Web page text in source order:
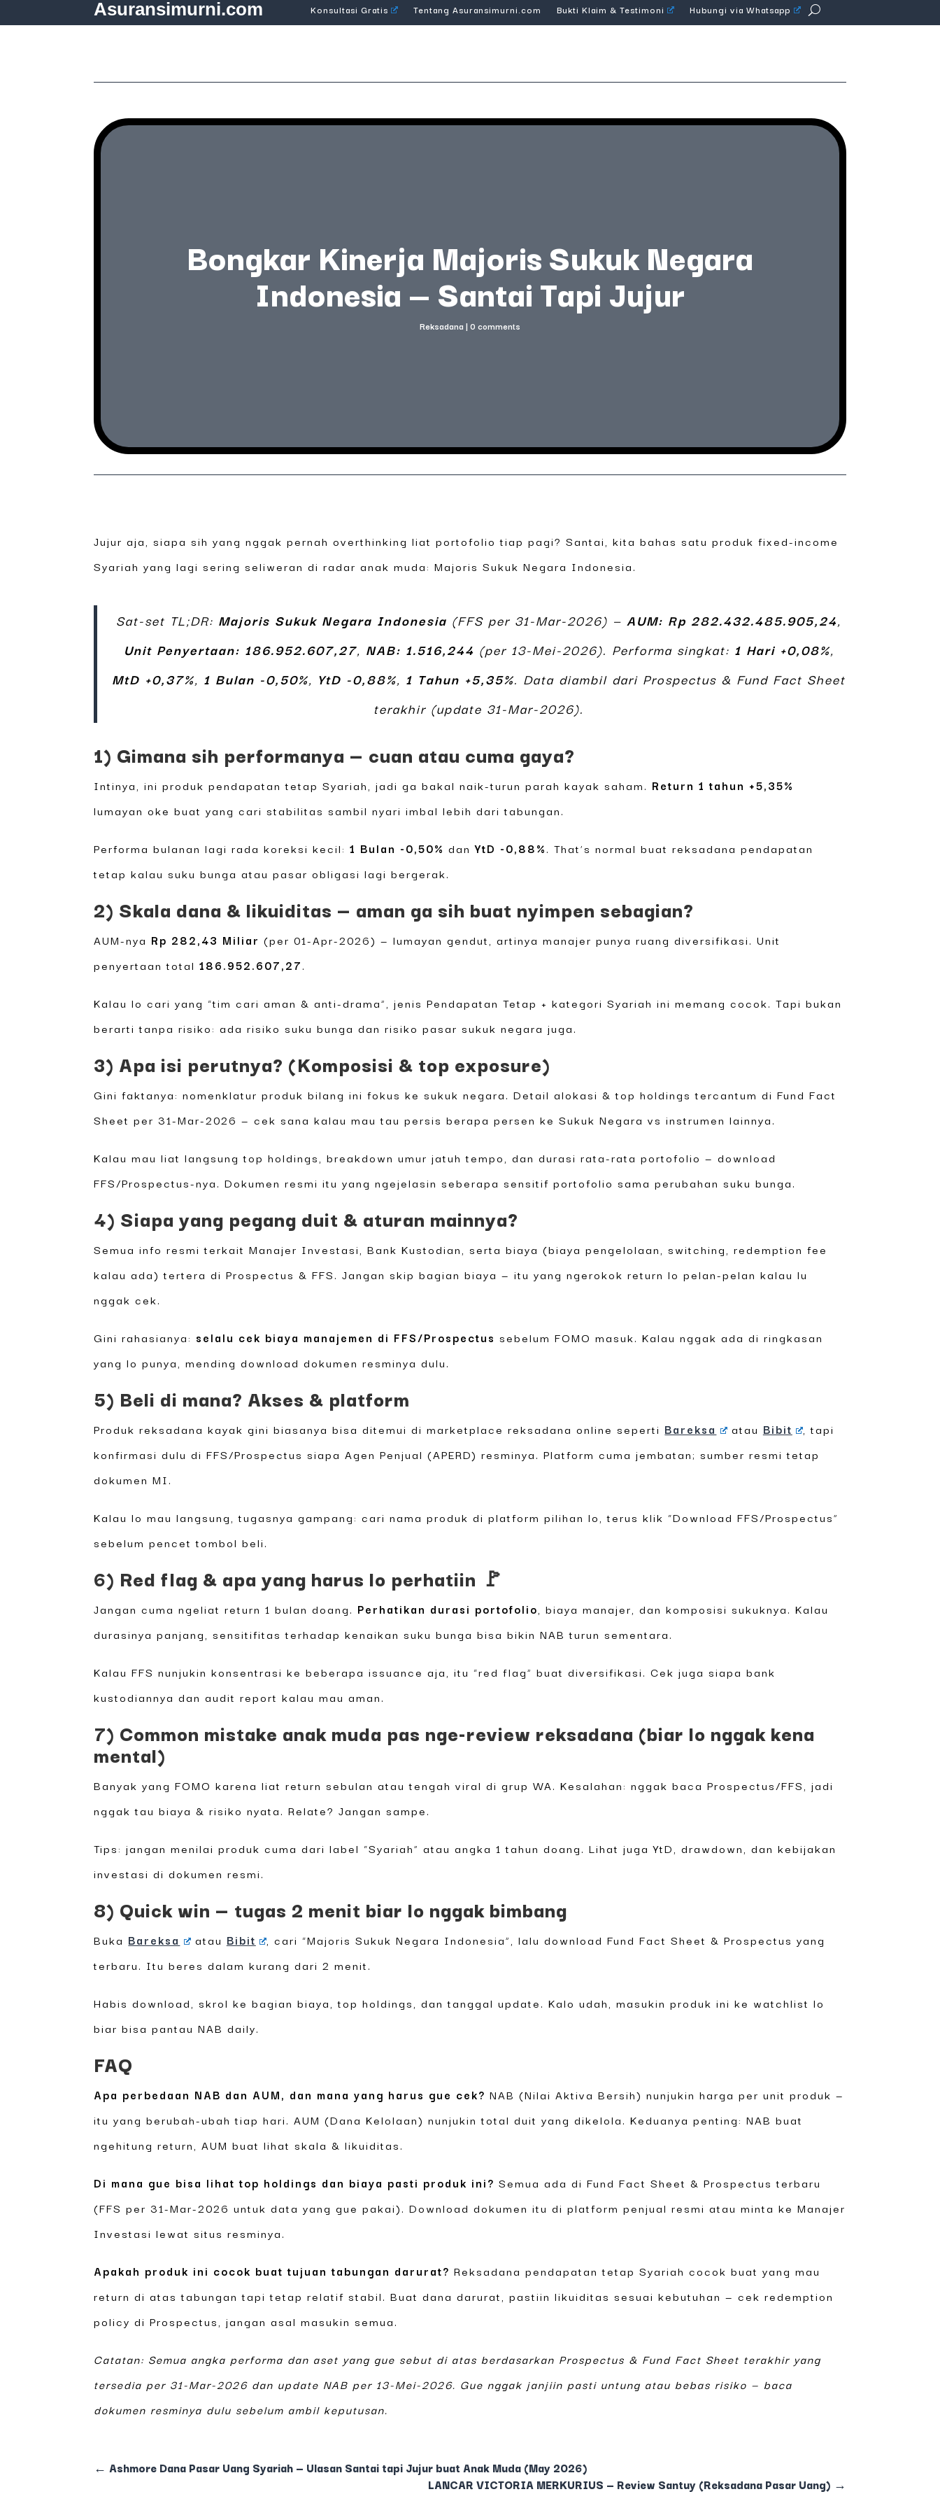
Asuransimurni.com Konsultasi Gratis Tentang Asuransimurni.com Bukti Klaim & Testimoni Hubungi via Whatsapp
Bongkar Kinerja Majoris Sukuk Negara
Indonesia — Santai Tapi Jujur
Reksadana | 0 comments
Jujur aja, siapa sih yang nggak pernah overthinking liat portofolio tiap pagi? Santai, kita bahas satu produk fixed-income
Syariah yang lagi sering seliweran di radar anak muda: Majoris Sukuk Negara Indonesia.
Sat-set TL;DR: Majoris Sukuk Negara Indonesia (FFS per 31-Mar-2026) — AUM: Rp 282.432.485.905,24,
Unit Penyertaan: 186.952.607,27, NAB: 1.516,244 (per 13-Mei-2026). Performa singkat: 1 Hari +0,08%,
MtD +0,37%, 1 Bulan -0,50%, YtD -0,88%, 1 Tahun +5,35%. Data diambil dari Prospectus & Fund Fact Sheet
terakhir (update 31-Mar-2026).
1) Gimana sih performanya — cuan atau cuma gaya?
Intinya, ini produk pendapatan tetap Syariah, jadi ga bakal naik-turun parah kayak saham. Return 1 tahun +5,35%
lumayan oke buat yang cari stabilitas sambil nyari imbal lebih dari tabungan.
Performa bulanan lagi rada koreksi kecil:1 Bulan -0,50% danYtD -0,88%. That’s normal buat reksadana pendapatan
tetap kalau suku bunga atau pasar obligasi lagi bergerak.
2) Skala dana & likuiditas — aman ga sih buat nyimpen sebagian?
AUM-nya Rp 282,43 Miliar (per 01-Apr-2026) — lumayan gendut, artinya manajer punya ruang diversifikasi. Unit
penyertaan total186.952.607,27.
Kalau lo cari yang “tim cari aman & anti-drama”, jenis Pendapatan Tetap + kategori Syariah ini memang cocok. Tapi bukan
berarti tanpa risiko: ada risiko suku bunga dan risiko pasar sukuk negara juga.
3) Apa isi perutnya? (Komposisi & top exposure)
Gini faktanya: nomenklatur produk bilang ini fokus ke sukuk negara. Detail alokasi & top holdings tercantum di Fund Fact
Sheet per 31-Mar-2026 — cek sana kalau mau tau persis berapa persen ke Sukuk Negara vs instrumen lainnya.
Kalau mau liat langsung top holdings, breakdown umur jatuh tempo, dan durasi rata-rata portofolio — download
FFS/Prospectus-nya. Dokumen resmi itu yang ngejelasin seberapa sensitif portofolio sama perubahan suku bunga.
4) Siapa yang pegang duit & aturan mainnya?
Semua info resmi terkait Manajer Investasi, Bank Kustodian, serta biaya (biaya pengelolaan, switching, redemption fee
kalau ada) tertera di Prospectus & FFS. Jangan skip bagian biaya — itu yang ngerokok return lo pelan-pelan kalau lu
nggak cek.
Gini rahasianya: selalu cek biaya manajemen di FFS/Prospectus sebelum FOMO masuk. Kalau nggak ada di ringkasan
yang lo punya, mending download dokumen resminya dulu.
5) Beli di mana? Akses & platform
Produk reksadana kayak gini biasanya bisa ditemui di marketplace reksadana online seperti Bareksa atau Bibit
, tapi
konfirmasi dulu di FFS/Prospectus siapa Agen Penjual (APERD) resminya. Platform cuma jembatan; sumber resmi tetap
dokumen MI.
Kalau lo mau langsung, tugasnya gampang: cari nama produk di platform pilihan lo, terus klik “Download FFS/Prospectus”
sebelum pencet tombol beli.
6) Red flag & apa yang harus lo perhatiin 🚩
Jangan cuma ngeliat return 1 bulan doang. Perhatikan durasi portofolio, biaya manajer, dan komposisi sukuknya. Kalau
durasinya panjang, sensitifitas terhadap kenaikan suku bunga bisa bikin NAB turun sementara.
Kalau FFS nunjukin konsentrasi ke beberapa issuance aja, itu “red flag” buat diversifikasi. Cek juga siapa bank
kustodiannya dan audit report kalau mau aman.
7) Common mistake anak muda pas nge-review reksadana (biar lo nggak kena
mental)
Banyak yang FOMO karena liat return sebulan atau tengah viral di grup WA. Kesalahan: nggak baca Prospectus/FFS, jadi
nggak tau biaya & risiko nyata. Relate? Jangan sampe.
Tips: jangan menilai produk cuma dari label “Syariah” atau angka 1 tahun doang. Lihat juga YtD, drawdown, dan kebijakan
investasi di dokumen resmi.
8) Quick win — tugas 2 menit biar lo nggak bimbang
Buka Bareksa atau Bibit
, cari “Majoris Sukuk Negara Indonesia”, lalu download Fund Fact Sheet & Prospectus yang
terbaru. Itu beres dalam kurang dari 2 menit.
Habis download, skrol ke bagian biaya, top holdings, dan tanggal update. Kalo udah, masukin produk ini ke watchlist lo
biar bisa pantau NAB daily.
FAQ
Apa perbedaan NAB dan AUM, dan mana yang harus gue cek? NAB (Nilai Aktiva Bersih) nunjukin harga per unit produk —
itu yang berubah-ubah tiap hari. AUM (Dana Kelolaan) nunjukin total duit yang dikelola. Keduanya penting: NAB buat
ngehitung return, AUM buat lihat skala & likuiditas.
Di mana gue bisa lihat top holdings dan biaya pasti produk ini? Semua ada di Fund Fact Sheet & Prospectus terbaru
(FFS per 31-Mar-2026 untuk data yang gue pakai). Download dokumen itu di platform penjual resmi atau minta ke Manajer
Investasi lewat situs resminya.
Apakah produk ini cocok buat tujuan tabungan darurat? Reksadana pendapatan tetap Syariah cocok buat yang mau
return di atas tabungan tapi tetap relatif stabil. Buat dana darurat, pastiin likuiditas sesuai kebutuhan — cek redemption
policy di Prospectus, jangan asal masukin semua.
Catatan: Semua angka performa dan aset yang gue sebut di atas berdasarkan Prospectus & Fund Fact Sheet terakhir yang
tersedia per 31-Mar-2026 dan update NAB per 13-Mei-2026. Gue nggak janjiin pasti untung atau bebas risiko — baca
dokumen resminya dulu sebelum ambil keputusan.
← Ashmore Dana Pasar Uang Syariah — Ulasan Santai tapi Jujur buat Anak Muda (May 2026)
LANCAR VICTORIA MERKURIUS — Review Santuy (Reksadana Pasar Uang) →